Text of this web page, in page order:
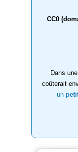
CC0
Dans
coûterait
un